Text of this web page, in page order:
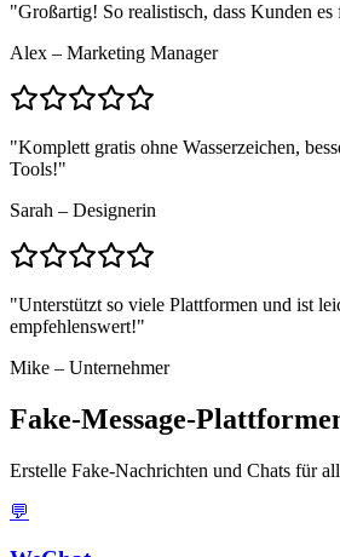
"Großartig! So realistisch, dass Kunden es
Alex – Marketing Manager
"Komplett gratis ohne Wasserzeichen,
Tools!"
Sarah – Designerin
"Unterstützt so viele Plattformen und ist
empfehlenswert!"
Mike – Unternehmer
Fake-Message-
Erstelle Fake-Nachrichten und Chats für
💬